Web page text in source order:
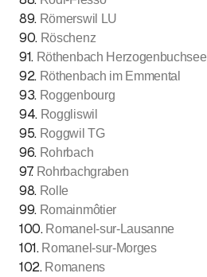
89. Römerswil LU
90. Röschenz
91. Röthenbach Herzogenbuchsee
92. Röthenbach im Emmental
93. Roggenbourg
94. Roggliswil
95. Roggwil TG
96. Rohrbach
97. Rohrbachgraben
98. Rolle
99. Romainmôtier
100. Romanel-sur-Lausanne
101. Romanel-sur-Morges
102. Romanens